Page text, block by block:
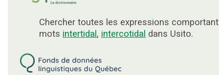
Chercher toutes les expressions
mots intertidal , intercotidal dans Usito.